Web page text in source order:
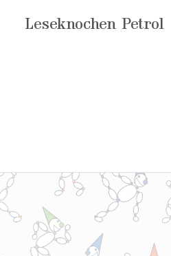
Leseknochen Petrol